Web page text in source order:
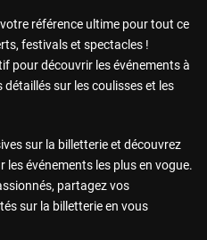
votre référence ultime pour tout ce
festivals et spectacles !
pour découvrir les événements à
sur les coulisses et les
sur la billetterie et découvrez
événements les plus en vogue.
partagez vos
sur la billetterie en vous